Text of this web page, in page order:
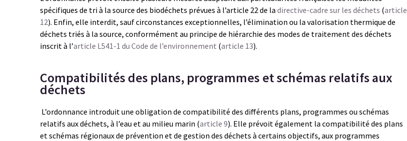
spécifiques de tri à la source des biodéchets prévues à l’article 22 de la directive-cadre sur les déchets (article
12). Enfin, elle interdit, sauf circonstances exceptionnelles, l’élimination ou la valorisation thermique de
déchets triés à la source, conformément au principe de hiérarchie des modes de traitement des déchets
inscrit à l’article L541-1 du Code de l’environnement (article 13).
Compatibilités des plans, programmes et schémas relatifs aux
déchets
L’ordonnance introduit une obligation de compatibilité des différents plans, programmes ou schémas
relatifs aux déchets, à l’eau et au milieu marin (article 9). Elle prévoit également la compatibilité des plans
et schémas régionaux de prévention et de gestion des déchets à certains objectifs, aux programmes